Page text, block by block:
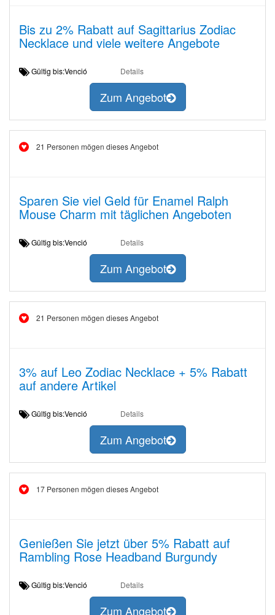
Bis zu 2% Rabatt auf Sagittarius Zodiac
Necklace und viele weitere Angebote
Gültig bis:Venció Details
Zum Angebot
21 Personen mögen dieses Angebot
Sparen Sie viel Geld für Enamel Ralph
Mouse Charm mit täglichen Angeboten
Gültig bis:Venció Details
Zum Angebot
21 Personen mögen dieses Angebot
3% auf Leo Zodiac Necklace + 5% Rabatt
auf andere Artikel
Gültig bis:Venció Details
Zum Angebot
17 Personen mögen dieses Angebot
Genießen Sie jetzt über 5% Rabatt auf
Rambling Rose Headband Burgundy
Gültig bis:Venció Details
Zum Angebot